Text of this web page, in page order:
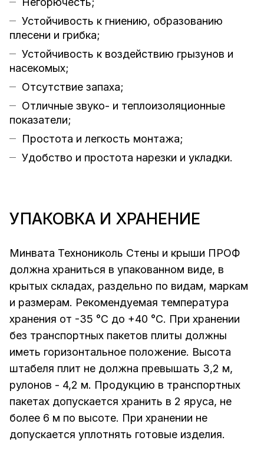
Устойчивость к гниению, образованию
плесени и грибка;
Устойчивость к воздействию грызунов и
насекомых;
Отсутствие запаха;
Отличные звуко- и теплоизоляционные
показатели;
Простота и легкость монтажа;
Удобство и простота нарезки и укладки.
УПАКОВКА И ХРАНЕНИЕ
Минвата Технониколь Стены и крыши ПРОФ
должна храниться в упакованном виде, в
крытых складах, раздельно по видам, маркам
и размерам. Рекомендуемая температура
хранения от -35 °С до +40 °С. При хранении
без транспортных пакетов плиты должны
иметь горизонтальное положение. Высота
штабеля плит не должна превышать 3,2 м,
рулонов - 4,2 м. Продукцию в транспортных
пакетах допускается хранить в 2 яруса, не
более 6 м по высоте. При хранении не
допускается уплотнять готовые изделия.